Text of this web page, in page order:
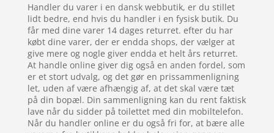
Handler du varer i en dansk webbutik, er du stillet
lidt bedre, end hvis du handler i en fysisk butik. Du
får med dine varer 14 dages returret. efter du har
købt dine varer, der er endda shops, der vælger at
give mere og nogle giver endda et helt års returret.
At handle online giver dig også en anden fordel, som
er et stort udvalg, og det gør en prissammenligning
let, uden af være afhængig af, at det skal være tæt
på din bopæl. Din sammenligning kan du rent faktisk
lave når du sidder på toilettet med din mobiltelefon.
Når du handler online er du også fri for, at bære alle